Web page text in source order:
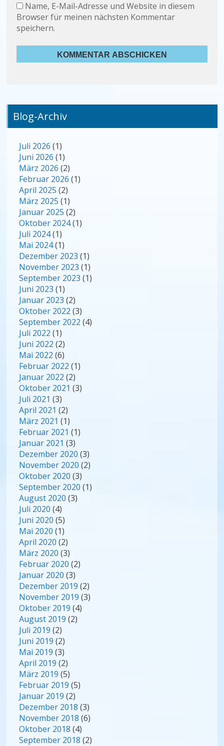
Name, E-Mail-Adresse und Website in diesem
Browser für meinen nächsten Kommentar
speichern.
Blog-Archiv
Juli 2026 (1)
Juni 2026 (1)
März 2026 (2)
Februar 2026 (1)
April 2025 (2)
März 2025 (1)
Januar 2025 (2)
Oktober 2024(1)
Juli 2024(1)
Mai 2024(1)
Dezember 2023 (1)
November 2023 (1)
September 2023 (1)
Juni 2023 (1)
Januar 2023 (2)
Oktober 2022 (3)
September 2022 (4)
Juli 2022 (1)
Juni 2022 (2)
Mai 2022 (6)
Februar 2022 (1)
Januar 2022 (2)
Oktober 2021 (3)
Juli 2021 (3)
April 2021 (2)
März 2021 (1)
Februar 2021 (1)
Januar 2021 (3)
Dezember 2020 (3)
November 2020 (2)
Oktober 2020 (3)
September 2020 (1)
August 2020 (3)
Juli 2020 (4)
Juni 2020 (5)
Mai 2020 (1)
April 2020 (2)
März 2020 (3)
Februar 2020 (2)
Januar 2020 (3)
Dezember 2019 (2)
November 2019 (3)
Oktober 2019 (4)
August 2019 (2)
Juli 2019 (2)
Juni 2019 (2)
Mai 2019 (3)
April 2019 (2)
März 2019 (5)
Februar 2019 (5)
Januar 2019 (2)
Dezember 2018 (3)
November 2018 (6)
Oktober 2018 (4)
September 2018 (2)